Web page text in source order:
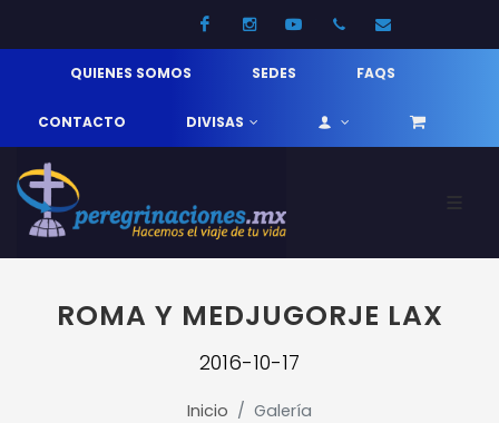
FacebookInstagramYoutube52 33 31210744
QUIENES SOMOS SEDES FAQS
CONTACTO DIVISAS
ROMA Y MEDJUGORJE LAX
2016-10-17
Inicio Galería